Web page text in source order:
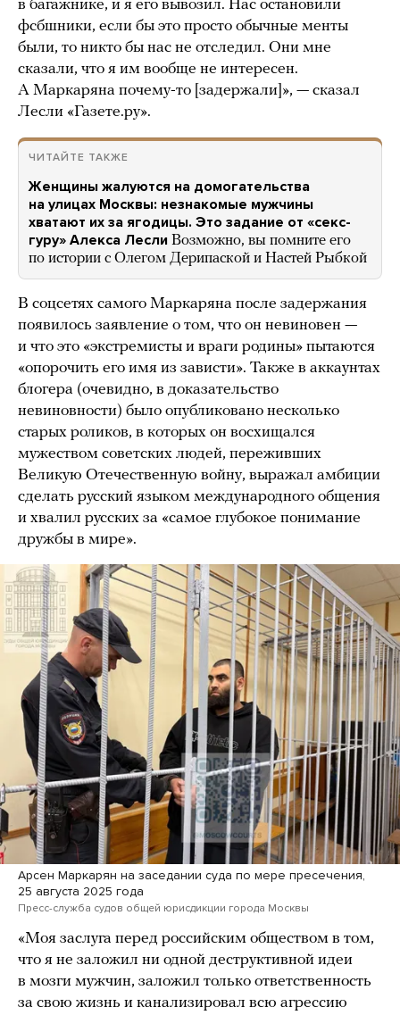
в багажнике, и я его вывозил. Нас остановили
фсбшники, если бы это просто обычные менты
были, то никто бы нас не отследил. Они мне
сказали, что я им вообще не интересен.
А Маркаряна почему-то [задержали]», — сказал
Лесли «Газете.ру».
ЧИТАЙТЕ ТАКЖЕ
Женщины жалуются на домогательства
на улицах Москвы: незнакомые мужчины
хватают их за ягодицы. Это задание от «секс-
гуру» Алекса Лесли Возможно, вы помните его
по истории с Олегом Дерипаской и Настей Рыбкой
В соцсетях самого Маркаряна после задержания
появилось заявление о том, что он невиновен —
и что это «экстремисты и враги родины» пытаются
«опорочить его имя из зависти». Также в аккаунтах
блогера (очевидно, в доказательство
невиновности) было опубликовано несколько
старых роликов, в которых он восхищался
мужеством советских людей, переживших
Великую Отечественную войну, выражал амбиции
сделать русский языком международного общения
и хвалил русских за «самое глубокое понимание
дружбы в мире».
Арсен Маркарян на заседании суда по мере пресечения,
25 августа 2025 года
Пресс-служба судов общей юрисдикции города Москвы
«Моя заслуга перед российским обществом в том,
что я не заложил ни одной деструктивной идеи
в мозги мужчин, заложил только ответственность
за свою жизнь и канализировал всю агрессию